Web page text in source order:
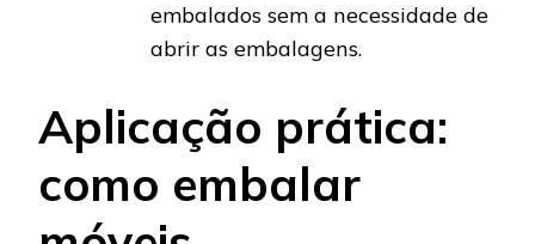
embalados sem a necessidade de
abrir as embalagens.
Aplicação prática:
como embalar